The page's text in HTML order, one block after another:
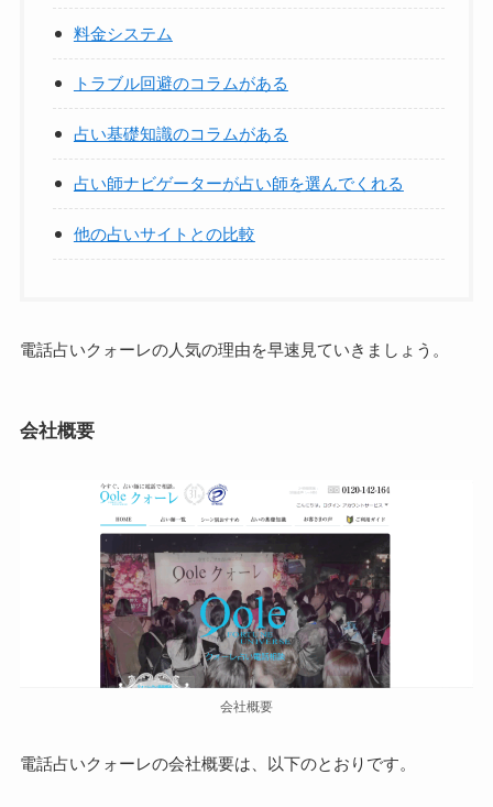
料金システム
トラブル回避のコラムがある
占い基礎知識のコラムがある
占い師ナビゲーターが占い師を選んでくれる
他の占いサイトとの比較
電話占いクォーレの人気の理由を早速見ていきましょう。
会社概要
会社概要
電話占いクォーレの会社概要は、以下のとおりです。